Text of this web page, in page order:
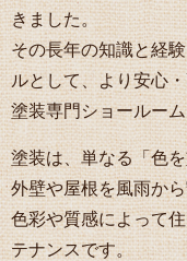
きました。
その長年の知識と経
ルとして、より安心
塗装専門ショールー
塗装は、単なる「色
外壁や屋根を風雨か
色彩や質感によって
テナンスです。